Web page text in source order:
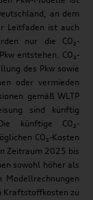
an dem
Leitfaden ist auch
nur die CO₂-
entstehen. CO₂-
des Pkw sowie
oder vermieden
gemäß WLTP
sind künftig
künftige CO₂-
CO₂-Kosten
Zeitraum 2025 bis
sowohl höher als
Kraftstoffkosten zu